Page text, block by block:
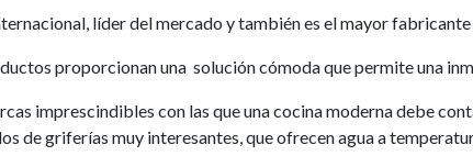
líder del mercado y también es el mayor
proporcionan una solución cómoda que permite una
imprescindibles con las que una cocina moderna debe
de griferías muy interesantes, que ofrecen agua a